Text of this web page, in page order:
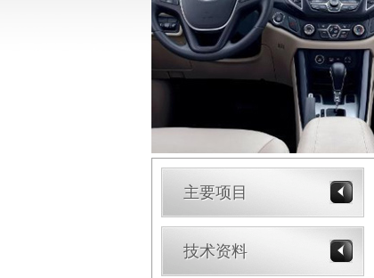
主要项目
技术资料